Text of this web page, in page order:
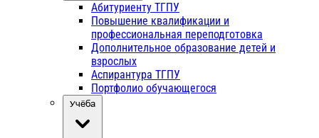
Абитуриенту ТГПУ
Повышение квалификации и
профессиональная переподготовка
Дополнительное образование детей и
взрослых
Аспирантура ТГПУ
Портфолио обучающегося
Учёба